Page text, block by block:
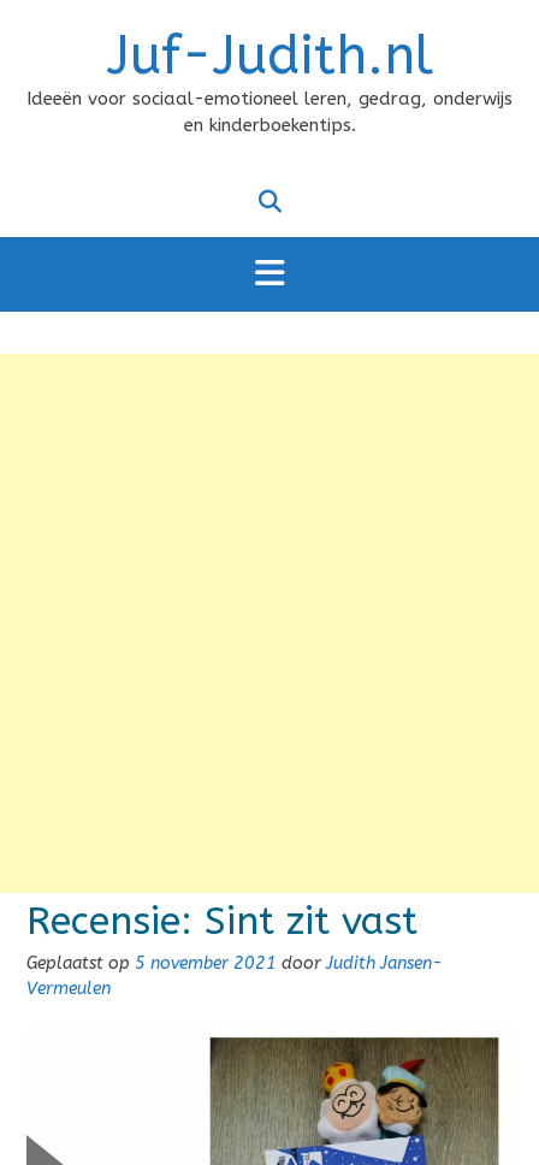
Juf-Judith.nl
Ideeën voor sociaal-emotioneel leren, gedrag, onderwijs
en kinderboekentips.
Recensie: Sint zit vast
Geplaatst op 5 november 2021 doorJudith Jansen-
Vermeulen